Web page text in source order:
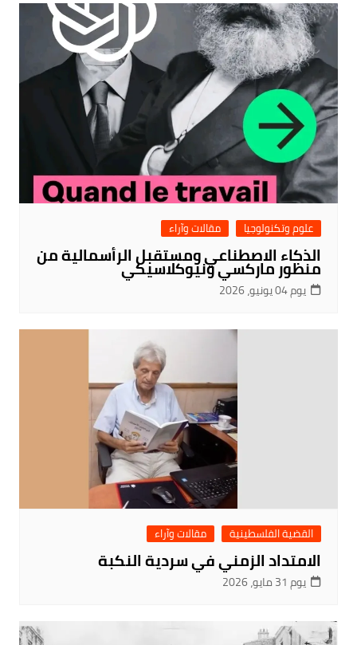
علوم وتكنولوجيا مقالات وآراء
الذكاء الاصطناعي ومستقبل الرأسمالية من
منظور ماركسي ونيوكلاسيكي
يوم 04 يونيو، 2026
القضية الفلسطينية مقالات وآراء
الامتداد الزمني في سردية النكبة
يوم 31 مايو، 2026